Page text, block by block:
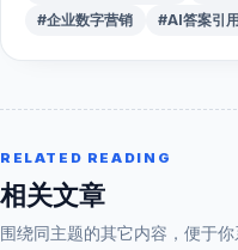
#企业数字营销
#AI答案引
RELATED READING
相关文章
围绕同主题的其它内容，便于你